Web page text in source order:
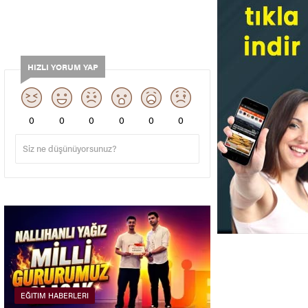
HIZLI YORUM YAP
0 0 0 0 0 0
EĞITIM HABERLERI